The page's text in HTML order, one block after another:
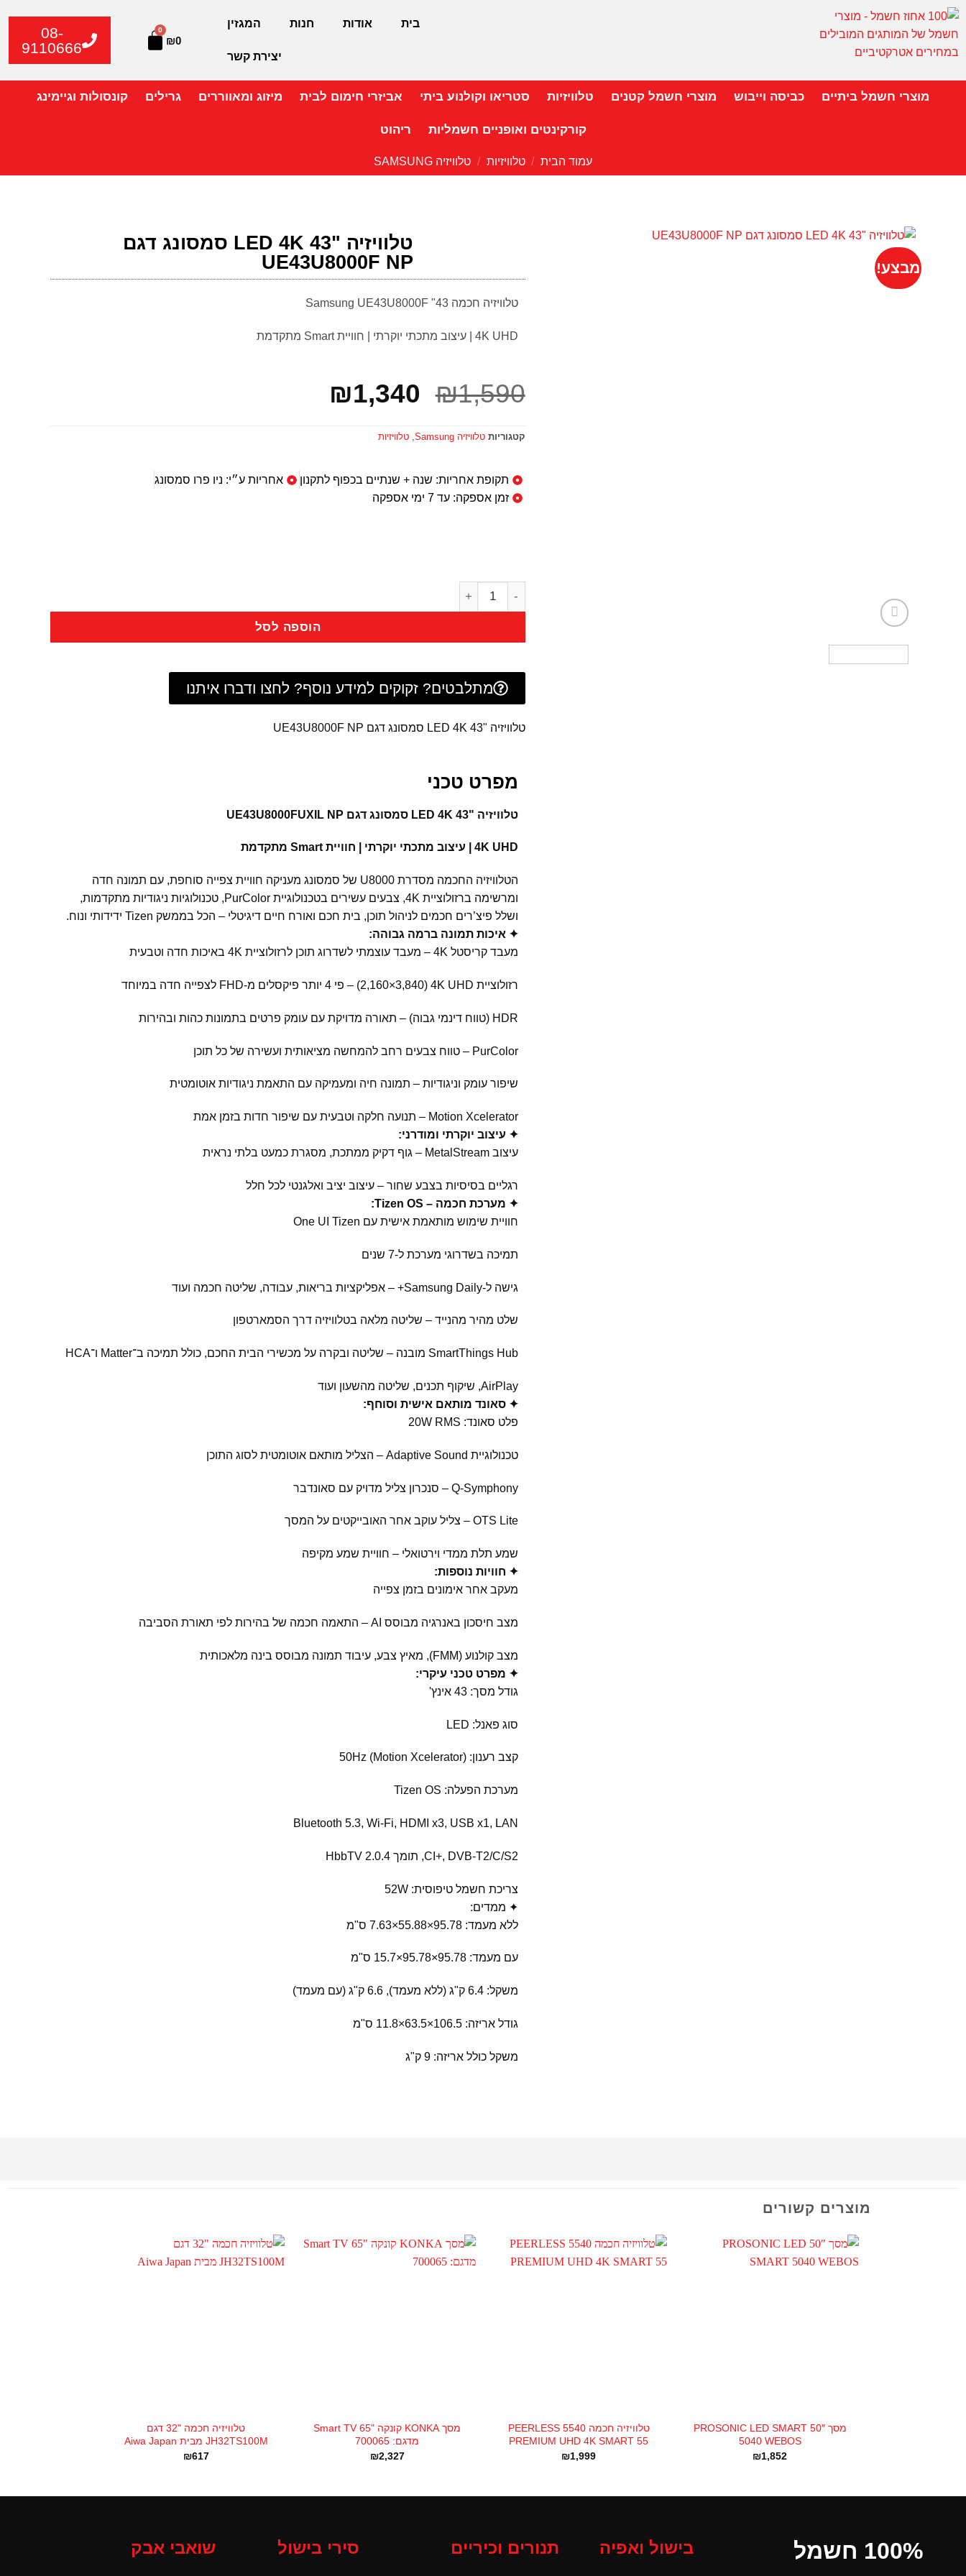
בית אודות חנות המגזין
יצירת קשר
₪0
0
08-
9110666
מוצרי חשמל ביתיים כביסה וייבוש מוצרי חשמל קטנים טלוויזיות סטריאו וקולנוע ביתי אביזרי חימום לבית מיזוג ומאווררים גרילים קונסולות וגיימינג
קורקינטים ואופניים חשמליות ריהוט
עמוד הבית / טלוויזיות / טלוויזיה SAMSUNG
מבצע!
טלוויזיה "43 LED 4K סמסונג דגם
UE43U8000F NP
טלוויזיה חכמה 43" Samsung UE43U8000F
4K UHD | עיצוב מתכתי יוקרתי | חוויית Smart מתקדמת
₪1,590
₪1,340
קטגוריות טלוויזיה Samsung ,טלוויזיות
תקופת אחריות: שנה + שנתיים בכפוף לתקנון
אחריות ע״י: ניו פרו סמסונג
זמן אספקה: עד 7 ימי אספקה
הוספה לסל
מתלבטים? זקוקים למידע נוסף? לחצו ודברו איתנו
טלוויזיה "43 LED 4K סמסונג דגם UE43U8000F NP
מפרט טכני
טלוויזיה "43 LED 4K סמסונג דגם UE43U8000FUXIL NP
4K UHD | עיצוב מתכתי יוקרתי | חוויית Smart מתקדמת
הטלוויזיה החכמה מסדרת U8000 של סמסונג מעניקה חוויית צפייה סוחפת, עם תמונה חדה
ומרשימה ברזולוציית 4K, צבעים עשירים בטכנולוגיית PurColor, טכנולוגיות ניגודיות מתקדמות,
ושלל פיצ’רים חכמים לניהול תוכן, בית חכם ואורח חיים דיגיטלי – הכל בממשק Tizen ידידותי ונוח.
✦ איכות תמונה ברמה גבוהה:
מעבד קריסטל 4K – מעבד עוצמתי לשדרוג תוכן לרזולוציית 4K באיכות חדה וטבעית
רזולוציית 4K UHD (‏3,840×2,160) – פי 4 יותר פיקסלים מ-FHD לצפייה חדה במיוחד
HDR (טווח דינמי גבוה) – תאורה מדויקת עם עומק פרטים בתמונות כהות ובהירות
PurColor – טווח צבעים רחב להמחשה מציאותית ועשירה של כל תוכן
שיפור עומק וניגודיות – תמונה חיה ומעמיקה עם התאמת ניגודיות אוטומטית
Motion Xcelerator – תנועה חלקה וטבעית עם שיפור חדות בזמן אמת
✦ עיצוב יוקרתי ומודרני:
עיצוב MetalStream – גוף דקיק ממתכת, מסגרת כמעט בלתי נראית
רגליים בסיסיות בצבע שחור – עיצוב יציב ואלגנטי לכל חלל
✦ מערכת חכמה – Tizen OS:
חוויית שימוש מותאמת אישית עם One UI Tizen
תמיכה בשדרוגי מערכת ל-7 שנים
גישה ל-Samsung Daily+ – אפליקציות בריאות, עבודה, שליטה חכמה ועוד
שלט מהיר מהנייד – שליטה מלאה בטלוויזיה דרך הסמארטפון
SmartThings Hub מובנה – שליטה ובקרה על מכשירי הבית החכם, כולל תמיכה ב־Matter ו־HCA
AirPlay, שיקוף תכנים, שליטה מהשעון ועוד
✦ סאונד מותאם אישית וסוחף:
פלט סאונד: 20W RMS
טכנולוגיית Adaptive Sound – הצליל מותאם אוטומטית לסוג התוכן
Q-Symphony – סנכרון צליל מדויק עם סאונדבר
OTS Lite – צליל עוקב אחר האובייקטים על המסך
שמע תלת ממדי וירטואלי – חוויית שמע מקיפה
✦ חוויות נוספות:
מעקב אחר אימונים בזמן צפייה
מצב חיסכון באנרגיה מבוסס AI – התאמה חכמה של בהירות לפי תאורת הסביבה
מצב קולנוע (FMM), מאיץ צבע, עיבוד תמונה מבוסס בינה מלאכותית
✦ מפרט טכני עיקרי:
גודל מסך: ‎43 אינץ'
סוג פאנל: LED
קצב רענון: 50Hz (Motion Xcelerator)
מערכת הפעלה: Tizen OS
Bluetooth 5.3, Wi-Fi, HDMI x3, USB x1, LAN
CI+, DVB-T2/C/S2, תומך HbbTV 2.0.4
צריכת חשמל טיפוסית: 52W
✦ ממדים:
ללא מעמד: 95.78×55.88×7.63 ס"מ
עם מעמד: 95.78×95.78×15.7 ס"מ
משקל: 6.4 ק"ג (ללא מעמד), 6.6 ק"ג (עם מעמד)
גודל אריזה: 106.5×63.5×11.8 ס"מ
משקל כולל אריזה: 9 ק"ג
מוצרים קשורים
מסך 50″ PROSONIC LED SMART
5040 WEBOS
₪1,852
טלוויזיה חכמה PEERLESS 5540
PREMIUM UHD 4K SMART 55
₪1,999
מסך KONKA קונקה "65 Smart TV
מדגם: 700065
₪2,327
טלוויזיה חכמה "32 דגם
JH32TS100M מבית Aiwa Japan
₪617
100% חשמל בישול ואפיה תנורים וכיריים סירי בישול שואבי אבק